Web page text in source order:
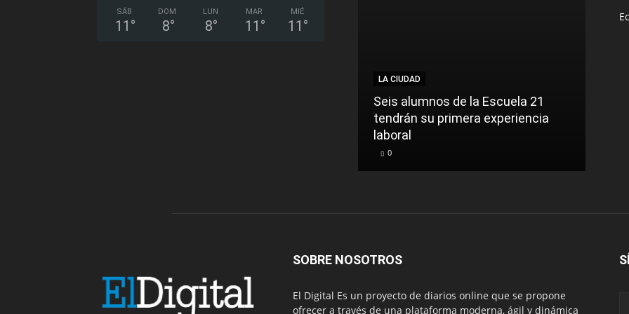
SÁB
11 °
DOM
8°
LUN
8°
MAR
11 °
MIÉ
11 °
LA CIUDAD
Seis alumnos de la Escuela 21
tendrán su primera experiencia
laboral
0
SOBRE NOSOTROS
El Digital Es un proyecto de diarios online que se propone
ofrecer a través de una plataforma moderna, ágil y dinámica